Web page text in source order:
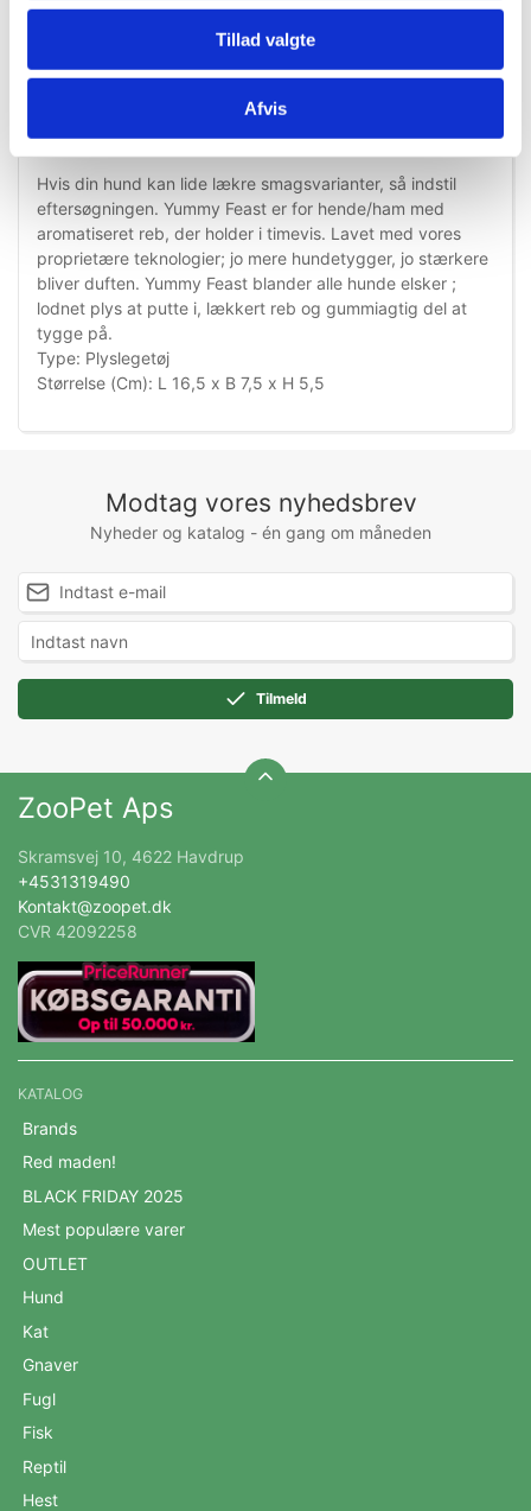
Tillad valgte
Afvis
Hvis din hund kan lide lækre smagsvarianter, så indstil
eftersøgningen. Yummy Feast er for hende/ham med
aromatiseret reb, der holder i timevis. Lavet med vores
proprietære teknologier; jo mere hundetygger, jo stærkere
bliver duften. Yummy Feast blander alle hunde elsker ;
lodnet plys at putte i, lækkert reb og gummiagtig del at
tygge på.
Type: Plyslegetøj
Størrelse (Cm): L 16,5 x B 7,5 x H 5,5
Modtag vores nyhedsbrev
Nyheder og katalog - én gang om måneden
Tilmeld
ZooPet Aps
Skramsvej 10, 4622 Havdrup
+4531319490
Kontakt@zoopet.dk
CVR 42092258
KATALOG
Brands
Red maden!
BLACK FRIDAY 2025
Mest populære varer
OUTLET
Hund
Kat
Gnaver
Fugl
Fisk
Reptil
Hest